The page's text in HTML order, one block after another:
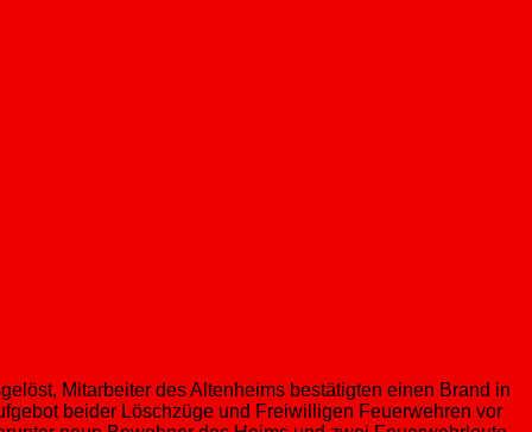
Mitarbeiter des Altenheims bestätigten einen Brand in
beider Löschzüge und Freiwilligen Feuerwehren vor